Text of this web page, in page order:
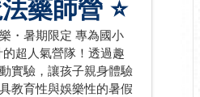
藥師營 ⭐
・暑期限定 專為國小
超人氣營隊！透過趣
實驗，讓孩子親身體驗
教育性與娛樂性的暑假